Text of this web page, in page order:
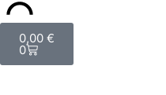
0,00 €
0